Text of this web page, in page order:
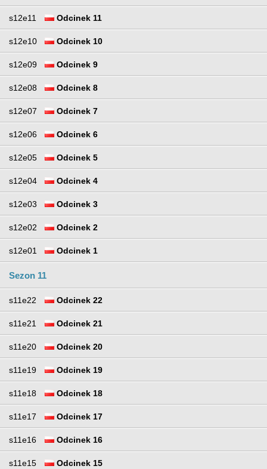
s12e11 Odcinek 11
s12e10 Odcinek 10
s12e09 Odcinek 9
s12e08 Odcinek 8
s12e07 Odcinek 7
s12e06 Odcinek 6
s12e05 Odcinek 5
s12e04 Odcinek 4
s12e03 Odcinek 3
s12e02 Odcinek 2
s12e01 Odcinek 1
Sezon 11
s11e22 Odcinek 22
s11e21 Odcinek 21
s11e20 Odcinek 20
s11e19 Odcinek 19
s11e18 Odcinek 18
s11e17 Odcinek 17
s11e16 Odcinek 16
s11e15 Odcinek 15